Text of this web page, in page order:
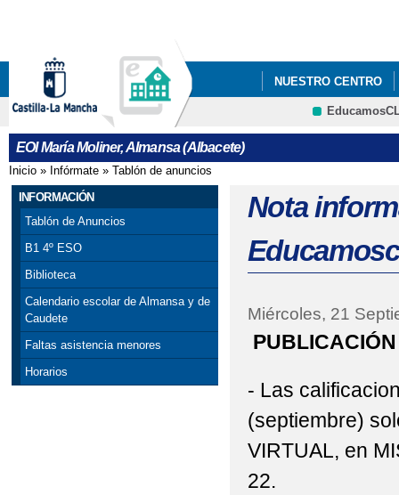
NUESTRO CENTRO
PROCESO DE
EOI María Moliner, Almansa (Albacete)
Se encuentra usted aquí
Inicio » Infórmate » Tablón de anuncios
INFORMACIÓN
Tablón de Anuncios
B1 4º ESO
Biblioteca
Calendario escolar de Almansa y de
Caudete
Faltas asistencia menores
Horarios
Nota
Miércoles, 21
- Las
(septiembre)
VIRTUAL, en
22.